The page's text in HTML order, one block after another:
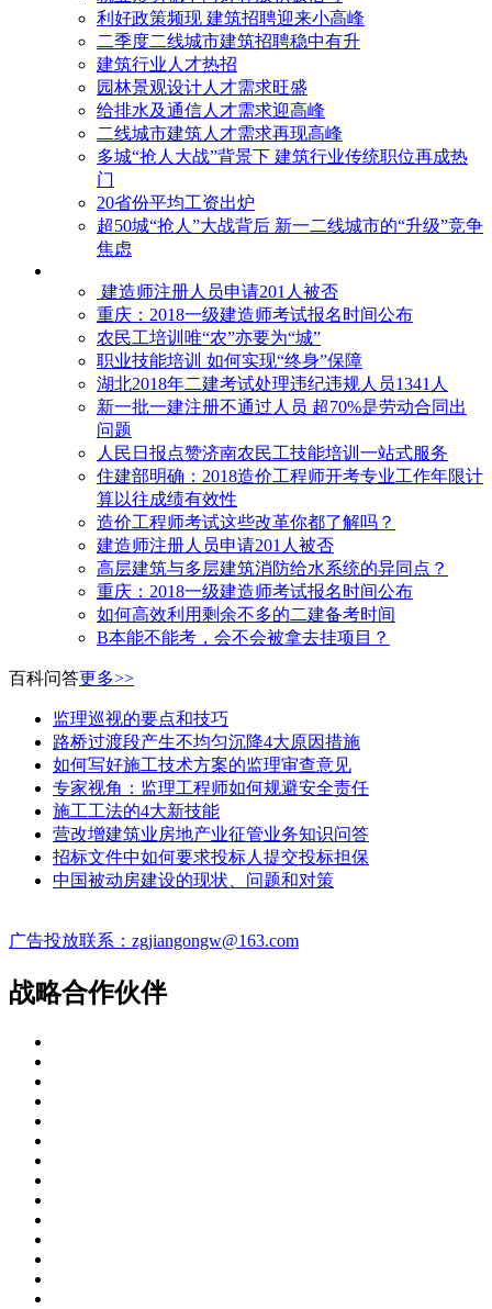
利好政策频现 建筑招聘迎来小高峰
二季度二线城市建筑招聘稳中有升
建筑行业人才热招
园林景观设计人才需求旺盛
给排水及通信人才需求迎高峰
二线城市建筑人才需求再现高峰
多城“抢人大战”背景下 建筑行业传统职位再成热
门
20省份平均工资出炉
超50城“抢人”大战背后 新一二线城市的“升级”竞争
焦虑
建造师注册人员申请201人被否
​重庆：2018一级建造师考试报名时间公布
农民工培训唯“农”亦要为“城”
职业技能培训 如何实现“终身”保障
湖北2018年二建考试处理违纪违规人员1341人
新一批一建注册不通过人员 超70%是劳动合同出
问题
人民日报点赞济南农民工技能培训一站式服务
住建部明确：2018造价工程师开考专业工作年限计
算以往成绩有效性
造价工程师考试这些改革你都了解吗？
建造师注册人员申请201人被否
高层建筑与多层建筑消防给水系统的异同点？
​重庆：2018一级建造师考试报名时间公布
如何高效利用剩余不多的二建备考时间
B本能不能考，会不会被拿去挂项目？
百科问答更多>>
监理巡视的要点和技巧
路桥过渡段产生不均匀沉降4大原因措施
如何写好施工技术方案的监理审查意见
专家视角：监理工程师如何规避安全责任
施工工法的4大新技能
营改增建筑业房地产业征管业务知识问答
招标文件中如何要求投标人提交投标担保
中国被动房建设的现状、问题和对策
广告投放联系：zgjiangongw@163.com
战略合作伙伴